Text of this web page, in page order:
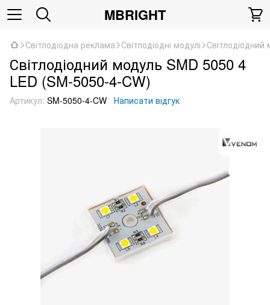
MBRIGHT
Світлодіодна реклама Світлодіодні модулі
Світлодіодний модуль SMD 5050 4
LED (SM-5050-4-CW)
Артикул: SM-5050-4-CW Написати відгук